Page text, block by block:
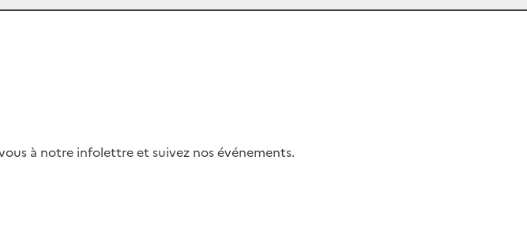
à notre infolettre et suivez nos événements.